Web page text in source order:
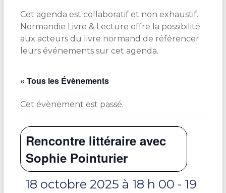
Cet agenda est collaboratif et non exhaustif.
Normandie Livre & Lecture offre la possibilité
aux acteurs du livre normand de référencer
leurs événements sur cet agenda.
« Tous les Évènements
Cet évènement est passé.
Rencontre littéraire avec
Sophie Pointurier
18 octobre 2025 à 18 h 00 - 19